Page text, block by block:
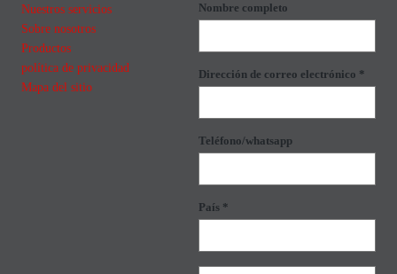
Nuestros servicios
Sobre nosotros
Productos
política de privacidad
Mapa del sitio
Nombre completo
Dirección de correo electrónico *
Teléfono/whatsapp
País *